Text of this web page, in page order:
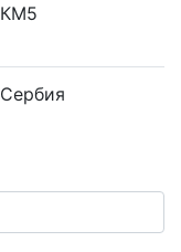
КМ5
Сербия